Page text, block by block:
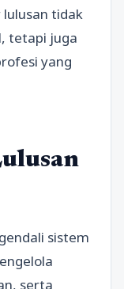
lulusan tidak
tetapi juga
yang
sistem
serta